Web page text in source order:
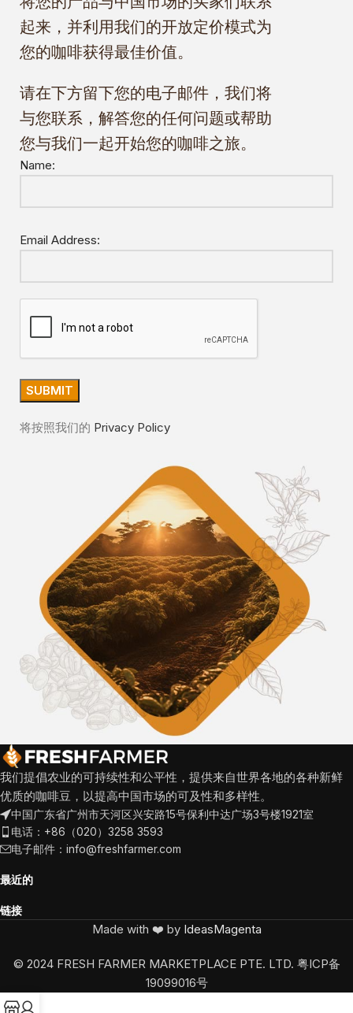
起来，并利用我们的开放定价模式为
您的咖啡获得最佳价值。
请在下方留下您的电子邮件，我们将
与您联系，解答您的任何问题或帮助
您与我们一起开始您的咖啡之旅。
Name:
Email Address:
将按照我们的 Privacy Policy
我们提倡农业的可持续性和公平性，提供来自世界各地的各种新鲜
优质的咖啡豆，以提高中国市场的可及性和多样性。
中国广东省广州市天河区兴安路15号保利中达广场3号楼1921室
电话：+86（020）3258 3593
电子邮件：info@freshfarmer.com
最近的
链接
Made with ❤️ by IdeasMagenta
© 2024 FRESH FARMER MARKETPLACE PTE. LTD. 粤ICP备
19099016号